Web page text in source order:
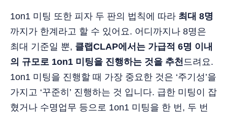
1on1 미팅 또한 피자 두 판의 법칙에 따라 최대 8명
까지가 한계라고 할 수 있어요. 어디까지나 8명은
최대 기준일 뿐, 클랩CLAP에서는 가급적 6명 이내
의 규모로 1on1 미팅을 진행하는 것을 추천드려요.
1on1 미팅을 진행할 때 가장 중요한 것은 ‘주기성’을
가지고 ‘꾸준히’ 진행하는 것 입니다. 급한 미팅이 잡
혔거나 수명업무 등으로 1on1 미팅을 한 번, 두 번